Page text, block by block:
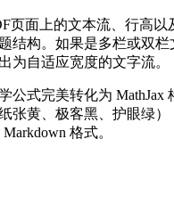
页面上的文本流、行高以
结构。如果是多栏或双
为自适应宽度的文字流。
公式完美转化为 MathJax
张黄、极客黑、护眼绿）
格式。